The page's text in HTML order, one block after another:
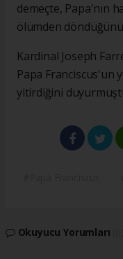
demeçte, Papa'nın
ölümden döndüğünü
Kardinal Joseph
Papa Franciscus'un
yitirdiğini
Okuyucu Yorumları